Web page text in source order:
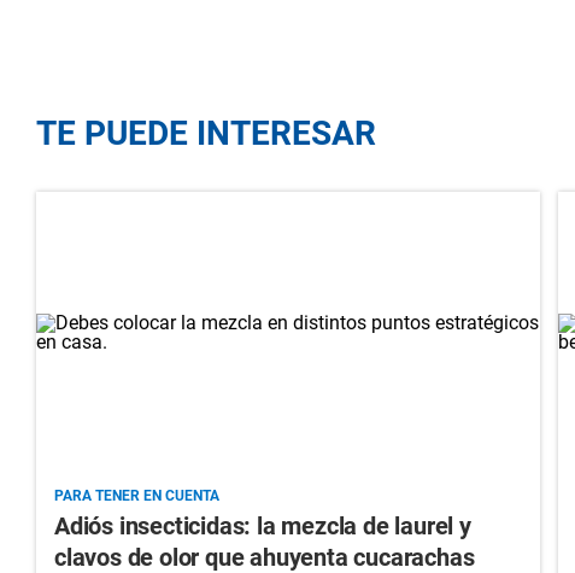
TE PUEDE INTERESAR
PARA TENER EN CUENTA
Adiós insecticidas: la mezcla de laurel y
clavos de olor que ahuyenta cucarachas